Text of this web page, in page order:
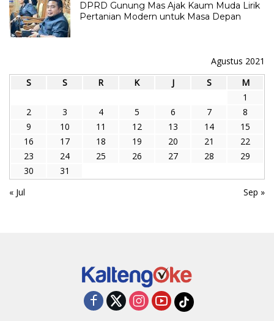
DPRD Gunung Mas Ajak Kaum Muda Lirik
Pertanian Modern untuk Masa Depan
Agustus 2021
S
S R K J S
M
1
2
3 4 5 6 7
8
9
10 11 12 13 14
15
16
17 18 19 20 21
22
23
24 25 26 27 28
29
30
31
« Jul
Sep »